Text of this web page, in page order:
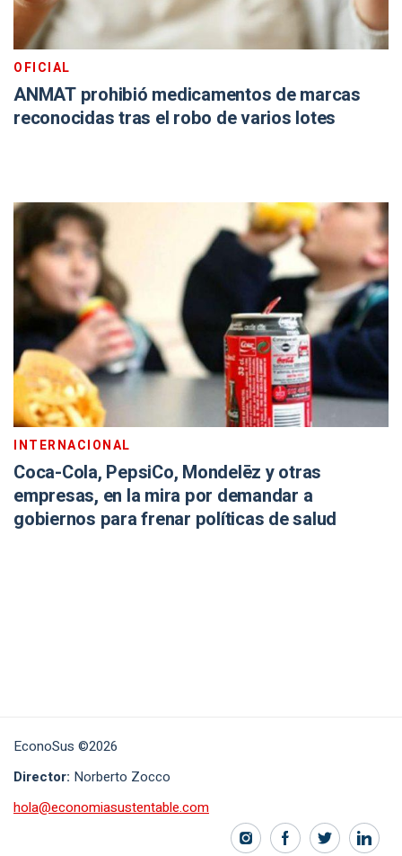
OFICIAL
ANMAT prohibió medicamentos de marcas
reconocidas tras el robo de varios lotes
INTERNACIONAL
Coca-Cola, PepsiCo, Mondelēz y otras
empresas, en la mira por demandar a
gobiernos para frenar políticas de salud
EconoSus ©2026
Director: Norberto Zocco
hola@economiasustentable.com